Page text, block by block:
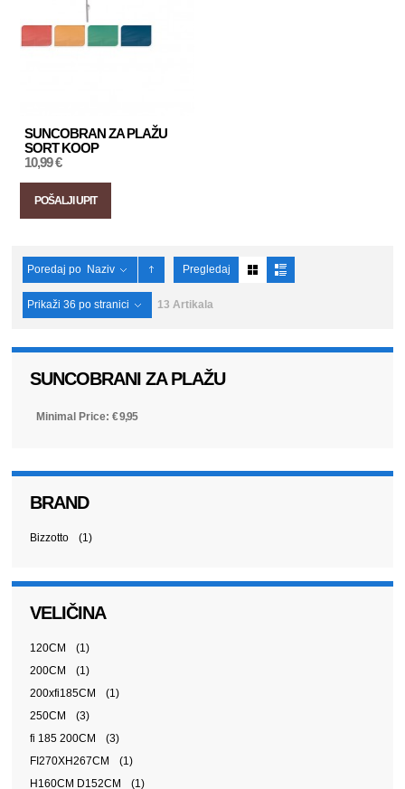
SUNCOBRAN ZA PLAŽU
SORT KOOP
10,99 €
POŠALJI UPIT
Poredaj po Naziv Pregledaj
Prikaži 36 po stranici 13 Artikala
SUNCOBRANI ZA PLAŽU
Minimal Price: €9,95
BRAND
Bizzotto (1)
VELIČINA
120CM
(1)
200CM
(1)
200xfi185CM
(1)
250CM
(3)
fi 185 200CM
(3)
FI270XH267CM
(1)
H160CM D152CM
(1)